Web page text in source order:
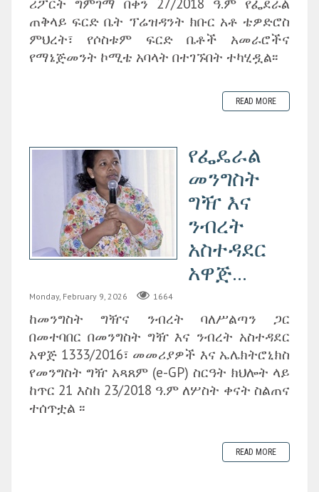
ጠቅላይ ፍርድ ቤት ፕሬዝዳንት ክቡር አቶ ቴዎድሮስ
ምህረት፣ የሶስቱም ፍርድ ቤቶች አመራሮችና
የማኔጅመንት ኮሚቴ አባላት በተገኙበት ተካሂዷል፡፡
READ MORE
የፌዴራል
መንግስት
ግዥ እና
ንብረት
አስተዳደር
አዋጅ...
Monday, February 9, 2026 1664
ከመንግስት ግዥና ንብረት ባለሥልጣን ጋር
በመተባበር በመንግስት ግዥ እና ንብረት አስተዳደር
አዋጅ 1333/2016፣ መመሪያዎች እና ኤሌክትሮኒክስ
የመንግስት ግዥ አጻጸም (e-GP) ስርዓት ክህሎት ላይ
ከጥር 21 እስከ 23/2018 ዓ.ም ለሦስት ቀናት ስልጠና
ተሰጥቷል ፡፡
READ MORE